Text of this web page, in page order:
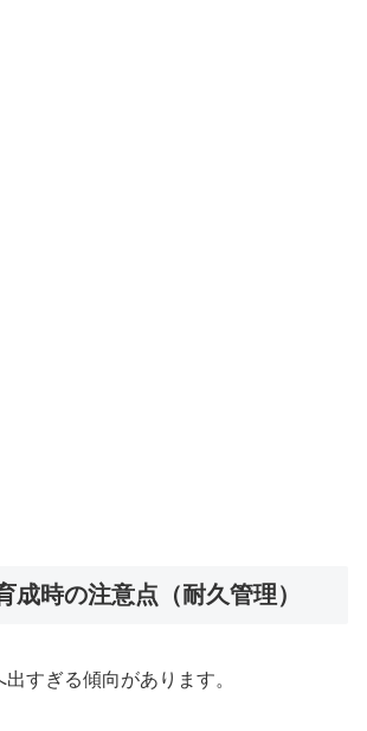
成時の注意点（耐久管理）
すぎる傾向があります。